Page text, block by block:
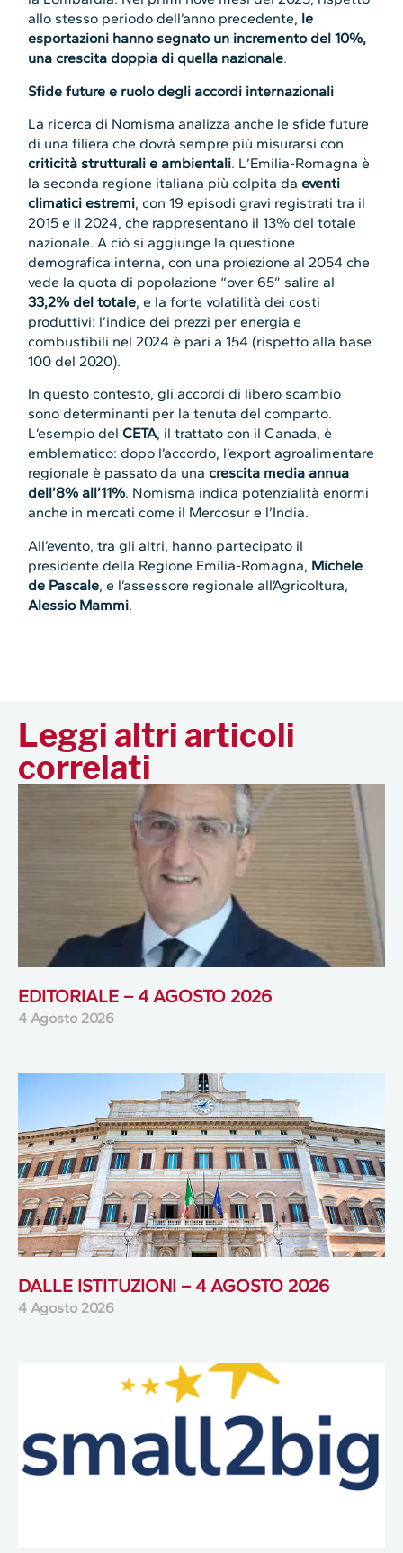
allo stesso periodo dell’anno precedente, le
esportazioni hanno segnato un incremento del 10%,
una crescita doppia di quella nazionale.
Sfide future e ruolo degli accordi internazionali
La ricerca di Nomisma analizza anche le sfide future
di una filiera che dovrà sempre più misurarsi con
criticità strutturali e ambientali. L’Emilia-Romagna è
la seconda regione italiana più colpita daeventi
climatici estremi, con 19 episodi gravi registrati tra il
2015 e il 2024, che rappresentano il 13% del totale
nazionale. A ciò si aggiunge la questione
demografica interna, con una proiezione al 2054 che
vede la quota di popolazione “over 65” salire al
33,2% del totale, e la forte volatilità dei costi
produttivi: l’indice dei prezzi per energia e
combustibili nel 2024 è pari a 154 (rispetto alla base
100 del 2020).
In questo contesto, gli accordi di libero scambio
sono determinanti per la tenuta del comparto.
L’esempio delCETA, il trattato con il Canada, è
emblematico: dopo l’accordo, l’export agroalimentare
regionale è passato da unacrescita media annua
dell’8% all’11%. Nomisma indica potenzialità enormi
anche in mercati come il Mercosur e l’India.
All’evento, tra gli altri, hanno partecipato il
presidente della Regione Emilia-Romagna, Michele
de Pascale, e l’assessore regionale all’Agricoltura,
Alessio Mammi.
Leggi altri articoli
correlati
EDITORIALE – 4 AGOSTO 2026
4 Agosto 2026
DALLE ISTITUZIONI – 4 AGOSTO 2026
4 Agosto 2026